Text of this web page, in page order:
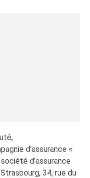
d’assurance «
d’assurance
34, rue du